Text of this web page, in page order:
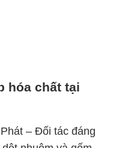
hóa chất tại
– Đối tác đáng